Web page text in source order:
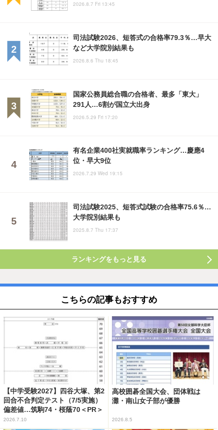
2026.8.7 Fri 13:45
司法試験2026、短答式の合格率79.3％…早大
など大学院別結果も
2026.8.6 Thu 18:45
国家公務員総合職の合格者、最多「東大」
291人…6割が国立大出身
2026.5.29 Fri 17:20
有名企業400社実就職率ランキング…慶應4
位・早大9位
2026.7.29 Wed 19:15
司法試験2025、短答式試験の合格率75.6％…
大学院別結果も
2025.8.7 Thu 17:37
ランキングをもっと見る
こちらの記事もおすすめ
【中学受験2027】四谷大塚、第2
回合不合判定テスト（7/5実施）
偏差値…筑駒74・桜蔭70＜PR＞
2026.7.10
高校囲碁全国大会、団体戦は
灘・南山女子部が優勝
2026.8.5